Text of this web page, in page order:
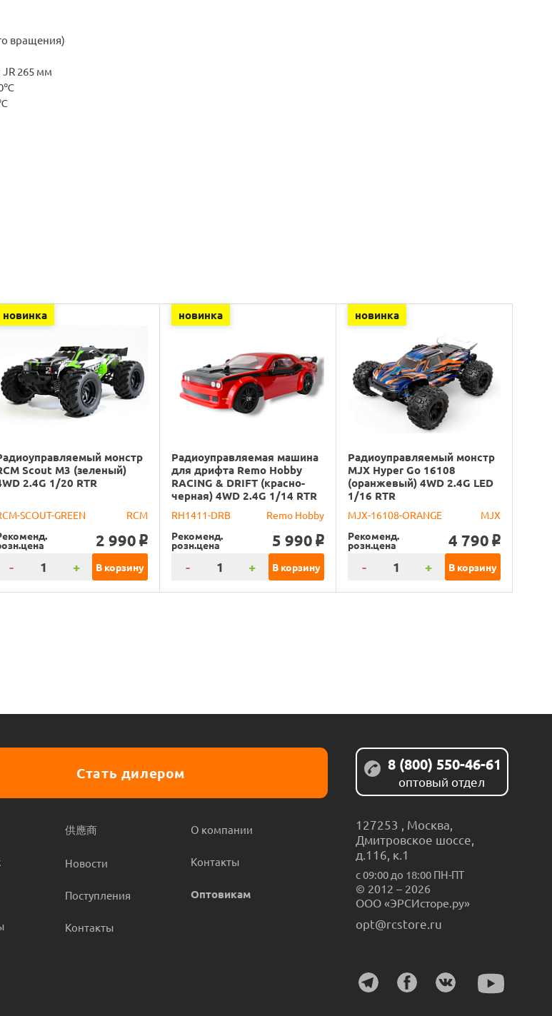
вращения)
265 мм
новинка
монстр
Scout M3 (зеленый)
2.4G 1/20 RTR
SCOUT-GREEN
RCM
2 990 o
- + В корзину
новинка
Радиоуправляемая машина
для дрифта Remo Hobby
RACING & DRIFT (красно-
черная) 4WD 2.4G 1/14 RTR
RH1411-DRB
Remo Hobby
Рекоменд.
розн.цена 5 990 o
- + В корзину
новинка
Радиоуправляемый монстр
MJX Hyper Go 16108
(оранжевый) 4WD 2.4G LED
1/16 RTR
MJX-16108-ORANGE
MJX
Рекоменд.
розн.цена 4 790 o
- + В корзину
Стать дилером
供應商
Новости
Поступления
Контакты
О компании
Контакты
Оптовикам
8 (800) 550-46-61
оптовый отдел
127253 Москва
Дмитровское шоссе,
д.116, к.1
с 09:00 до 18:00 ПН-ПТ
© 2012 – 2026
ООО «ЭРСИсторе.ру»
opt@rcstore.ru